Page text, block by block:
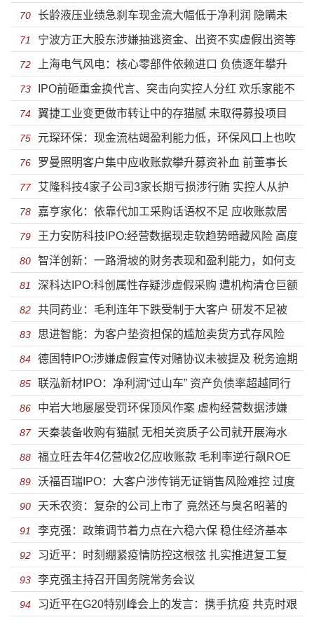
据存猫腻
70 长龄液压业绩急刹车现金流大幅低于净利润 隐瞒未
披露信息股权高度集中隐患显现
71 宁波方正大股东涉嫌抽逃资金、出资不实虚假出资等
“空手套白狼”暴露上市不了了之？
72 上海电气风电：核心零部件依赖进口 负债逐年攀升
独立分拆上市前路几何？
73 IPO前砸重金换代言、突击向实控人分红 欢乐家能不
能“欢乐”IPO？
74 翼捷工业变更做市转让中的存猫腻 未取得募投项目
用地及尴尬的临时工
75 元琛环保：现金流枯竭盈利能力低，环保风口上也吹
不动
76 罗曼照明客户集中应收账款攀升募资补血 前董事长
蹊跷离职或与行贿有关
77 艾隆科技4家子公司3家长期亏损涉行贿 实控人从护
士直接到国企副总研发逐年下降
78 嘉亨家化：依靠代加工采购话语权不足 应收账款居
高不下大客户涉嫌传销
79 王力安防科技IPO:经营数据现走软趋势暗藏风险 高度
家族化企业能行多远？
80 智洋创新：一路滑坡的财务表现和盈利能力，如何支
撑起上市梦想？
81 深科达IPO:科创属性存疑涉虚假采购 遭机构清仓巨额
逾期账款对大客户收入下滑
82 共同药业：毛利连年下跌受制于大客户 研发不足被
FDA警示盈利能力堪忧
83 思进智能：为客户垫资担保的尴尬卖货方式存风险
第一大外协商资不抵债
84 德固特IPO:涉嫌虚假宣传对赌协议未被提及 税务逾期
遭员工起诉被列执行人
85 联泓新材IPO：净利润“过山车” 资产负债率超越同行
近30%
86 中岩大地屡屡受罚环保顶风作案 虚构经营数据涉嫌
利益输送
87 天秦装备收购有猫腻 无相关资质子公司就开展海水
淡化设备业务
88 福立旺去年4亿营收2亿应收账款 毛利率逆行飙ROE
狂降
89 沃福百瑞IPO：大客户涉传销无证销售风险难控 过度
依赖出口疫情当口存隐患
90 天禾农资：复杂的公司上市了 竟然还与臭名昭著的
康美药业造假有关联
91 李克强：政策调节着力点在六稳六保 稳住经济基本
盘
92 习近平：时刻绷紧疫情防控这根弦 扎实推进复工复
产复学
93 李克强主持召开国务院常务会议
94 习近平在G20特别峰会上的发言：携手抗疫 共克时艰